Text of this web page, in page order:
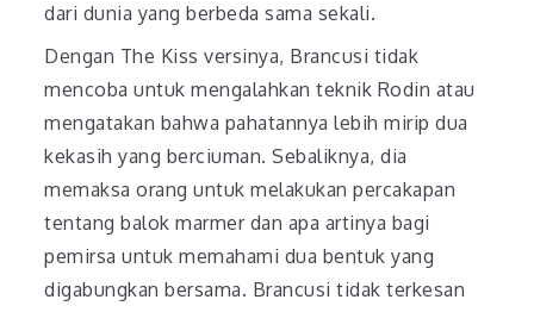
dari dunia yang berbeda sama sekali.
Dengan The Kiss versinya, Brancusi tidak
mencoba untuk mengalahkan teknik Rodin atau
mengatakan bahwa pahatannya lebih mirip dua
kekasih yang berciuman. Sebaliknya, dia
memaksa orang untuk melakukan percakapan
tentang balok marmer dan apa artinya bagi
pemirsa untuk memahami dua bentuk yang
digabungkan bersama. Brancusi tidak terkesan